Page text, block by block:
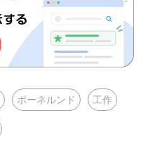
ボーネルンド 工作